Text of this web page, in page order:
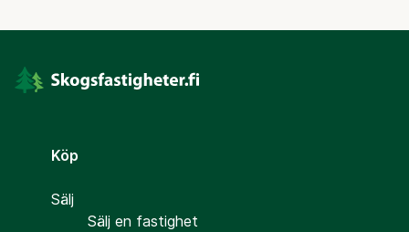
Köp
Sälj
Sälj en fastighet